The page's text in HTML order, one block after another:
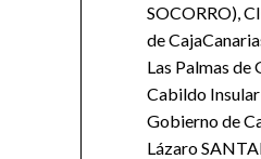
SOCORRO),
de
Las Palmas de
Cabildo Insular
Gobierno de
Lázaro